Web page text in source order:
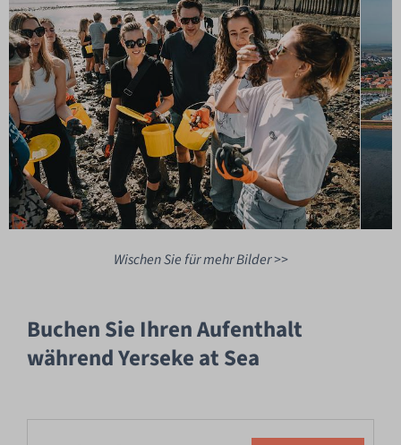
Wischen Sie für mehr Bilder >>
Buchen Sie Ihren Aufenthalt
während Yerseke at Sea